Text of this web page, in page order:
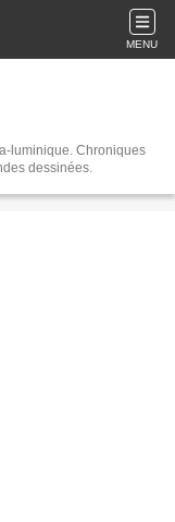
MENU
luminique. Chroniques
dessinées.